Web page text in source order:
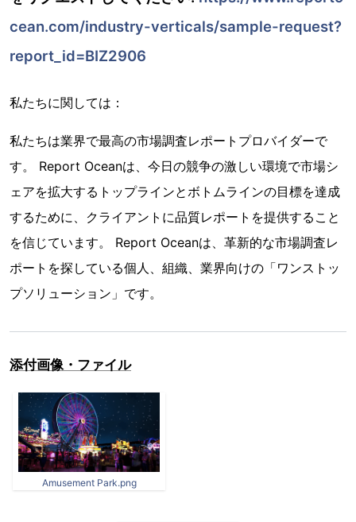
cean.com/industry-verticals/sample-request?
report_id=BIZ2906
私たちに関しては：
私たちは業界で最高の市場調査レポートプロバイダーで
す。 Report Oceanは、今日の競争の激しい環境で市場シ
ェアを拡大するトップラインとボトムラインの目標を達成
するために、クライアントに品質レポートを提供すること
を信じています。 Report Oceanは、革新的な市場調査レ
ポートを探している個人、組織、業界向けの「ワンストッ
プソリューション」です。
添付画像・ファイル
Amusement Park.png